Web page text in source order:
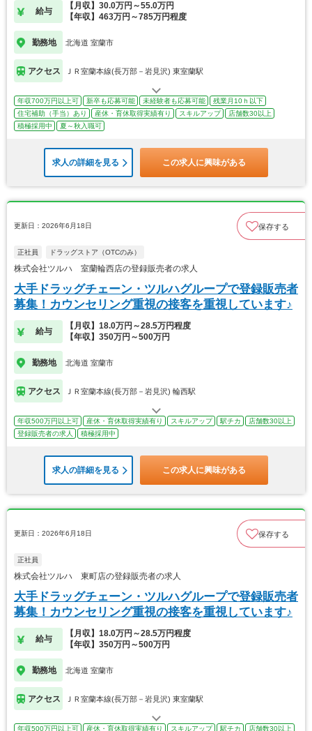
給与
【月収】30.0万円～55.0万円
【年収】463万円～785万円程度
勤務地 北海道 室蘭市
アクセス ＪＲ室蘭本線(長万部－岩見沢) 東室蘭駅
年収700万円以上可 新卒も応募可能 未経験者も応募可能
残業月10ｈ以下
住宅補助（手当）あり
産休・育休取得実績有り スキルアップ
店舗数30以上
積極採用中
夏～秋入職可
求人の詳細を見る この求人に興味がある
更新日：2026年6月18日 保存する
正社員 ドラッグストア（OTCのみ）
株式会社ツルハ 室蘭輪西店の登録販売者の求人
大手ドラッグチェーン・ツルハグループで登録販売者
募集！カウンセリング重視の接客を重視しています♪
給与
【月収】18.0万円～28.5万円程度
【年収】350万円～500万円
勤務地 北海道 室蘭市
アクセス ＪＲ室蘭本線(長万部－岩見沢) 輪西駅
年収500万円以上可 産休・育休取得実績有り スキルアップ 駅チカ
店舗数30以上
登録販売者の求人
積極採用中
求人の詳細を見る この求人に興味がある
更新日：2026年6月18日 保存する
正社員
株式会社ツルハ 東町店の登録販売者の求人
大手ドラッグチェーン・ツルハグループで登録販売者
募集！カウンセリング重視の接客を重視しています♪
給与
【月収】18.0万円～28.5万円程度
【年収】350万円～500万円
勤務地 北海道 室蘭市
アクセス ＪＲ室蘭本線(長万部－岩見沢) 東室蘭駅
年収500万円以上可 産休・育休取得実績有り スキルアップ 駅チカ 店舗数30以上